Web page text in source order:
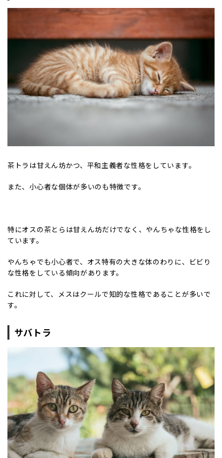
茶トラは甘えん坊かつ、平和主義者な性格をしています。
また、小心者な個体が多いのも特徴です。
特にオスの茶とらは甘えん坊だけでなく、やんちゃな性格をし
ています。
やんちゃでも小心者で、オス特有の大きな体のわりに、ビビり
な性格をしている傾向があります。
これに対して、メスはクールで知的な性格であることが多いで
す。
サバトラ